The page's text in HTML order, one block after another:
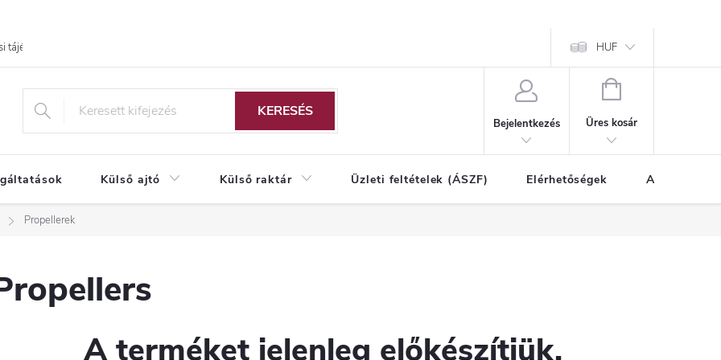
tájékoztató HUF
KERESÉS
Bejelentkezés
KOSÁR
Üres kosár
Külső ajtó Külső raktár Üzleti feltételek (ÁSZF) Elérhetőségek A vásárlás
Propellerek
A terméket jelenleg előkészítjük.